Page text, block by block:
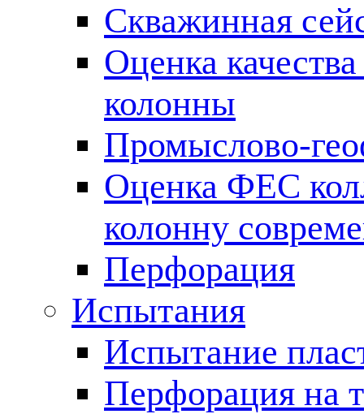
Скважинная
Оценка
колонны
Промыслово-
Оценка ФЕС
колонну
Перфорация
Испытания
Испытание
Перфорация на